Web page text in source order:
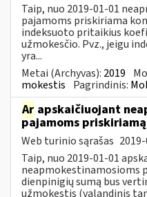
Taip, nuo 2019-01-01
pajamoms priskiriama
indeksuoto pritaikius
užmokesčio. Pvz., jeigu
yra...
Metai (Archyvas): 2019
mokestis Pagrindinis:
Ar apskaičiuojant
pajamoms
Web turinio sąrašas
Taip, nuo 2019-01-01
neapmokestinamosioms
dienpinigių sumą bus
užmokestis (valandinis